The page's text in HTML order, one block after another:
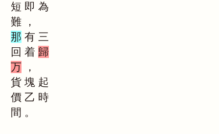
短 即 為
難
，
那 有 三
回 着 歸
万
，
貨 塊 起
價 乙 時
間 。